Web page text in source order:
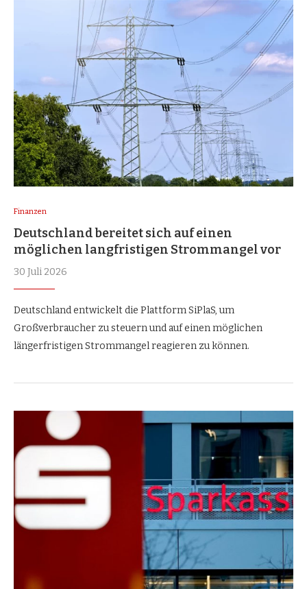
Finanzen
Deutschland bereitet sich auf einen
möglichen langfristigen Strommangel vor
30 Juli 2026
Deutschland entwickelt die Plattform SiPlaS, um
Großverbraucher zu steuern und auf einen möglichen
längerfristigen Strommangel reagieren zu können.